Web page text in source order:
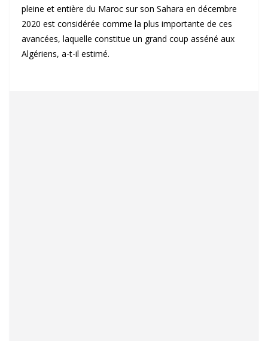
pleine et entière du Maroc sur son Sahara en décembre
2020 est considérée comme la plus importante de ces
avancées, laquelle constitue un grand coup asséné aux
Algériens, a-t-il estimé.